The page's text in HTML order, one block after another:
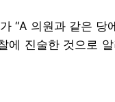
대한 로비 의혹 정
벌이지 않은 것으
도 불법 정치자금